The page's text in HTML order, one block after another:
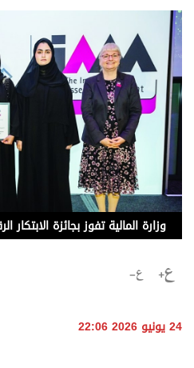
وزارة المالية تفوز بجائزة
24 يونيو 2026 22:06